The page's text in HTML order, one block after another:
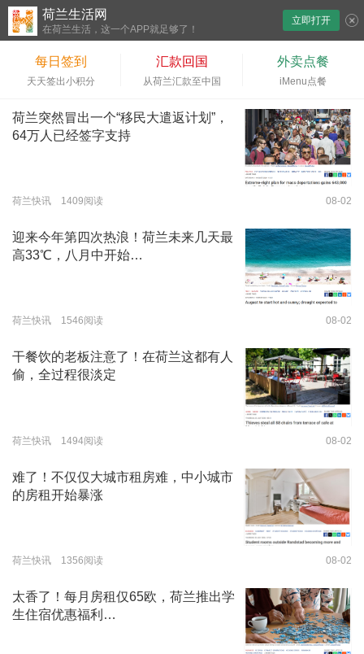
荷兰生活网
在荷兰生活，这一个APP就足够了！
立即打开
每日签到
天天签出小积分
汇款回国
从荷兰汇款至中国
外卖点餐
iMenu点餐
荷兰突然冒出一个“移民大遣返计划”，
64万人已经签字支持
荷兰快讯 1409阅读 08-02
迎来今年第四次热浪！荷兰未来几天最
高33℃，八月中开始…
荷兰快讯 1546阅读 08-02
干餐饮的老板注意了！在荷兰这都有人
偷，全过程很淡定
荷兰快讯 1494阅读 08-02
难了！不仅仅大城市租房难，中小城市
的房租开始暴涨
荷兰快讯 1356阅读 08-02
太香了！每月房租仅65欧，荷兰推出学
生住宿优惠福利…